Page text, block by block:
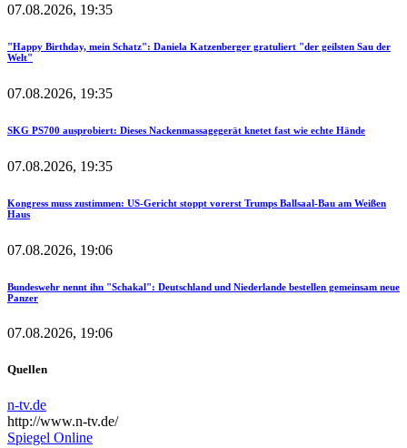
07.08.2026, 19:35
"Happy Birthday, mein Schatz": Daniela Katzenberger gratuliert "der geilsten Sau der
Welt"
07.08.2026, 19:35
SKG PS700 ausprobiert: Dieses Nackenmassagegerät knetet fast wie echte Hände
07.08.2026, 19:35
Kongress muss zustimmen: US-Gericht stoppt vorerst Trumps Ballsaal-Bau am Weißen
Haus
07.08.2026, 19:06
Bundeswehr nennt ihn "Schakal": Deutschland und Niederlande bestellen gemeinsam neue
Panzer
07.08.2026, 19:06
Quellen
n-tv.de
http://www.n-tv.de/
Spiegel Online